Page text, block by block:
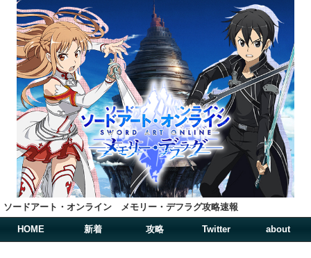
ソードアート・オンライン メモリー・デフラグ攻略速報
HOME 新着 攻略 Twitter about